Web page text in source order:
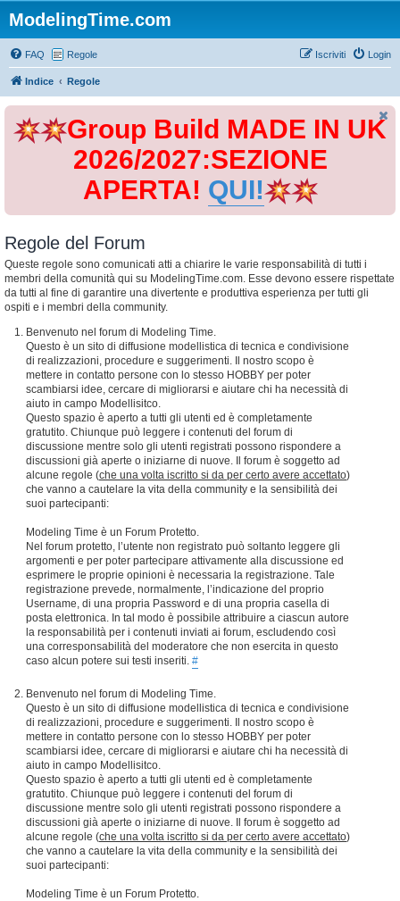
ModelingTime.com
FAQ Regole Login
Iscriviti
Indice Regole
Group Build MADE IN UK
2026/2027:SEZIONE
APERTA! QUI!
Regole del Forum
Queste regole sono comunicati atti a chiarire le varie responsabilità di tutti i
membri della comunità qui su ModelingTime.com. Esse devono essere rispettate
da tutti al fine di garantire una divertente e produttiva esperienza per tutti gli
ospiti e i membri della community.
Benvenuto nel forum di Modeling Time.
Questo è un sito di diffusione modellistica di tecnica e condivisione
di realizzazioni, procedure e suggerimenti. Il nostro scopo è
mettere in contatto persone con lo stesso HOBBY per poter
scambiarsi idee, cercare di migliorarsi e aiutare chi ha necessità di
aiuto in campo Modellisitco.
Questo spazio è aperto a tutti gli utenti ed è completamente
gratutito. Chiunque può leggere i contenuti del forum di
discussione mentre solo gli utenti registrati possono rispondere a
discussioni già aperte o iniziarne di nuove. Il forum è soggetto ad
alcune regole (che una volta iscritto si da per certo avere accettato)
che vanno a cautelare la vita della community e la sensibilità dei
suoi partecipanti:
Modeling Time è un Forum Protetto.
Nel forum protetto, l’utente non registrato può soltanto leggere gli
argomenti e per poter partecipare attivamente alla discussione ed
esprimere le proprie opinioni è necessaria la registrazione. Tale
registrazione prevede, normalmente, l’indicazione del proprio
Username, di una propria Password e di una propria casella di
posta elettronica. In tal modo è possibile attribuire a ciascun autore
la responsabilità per i contenuti inviati ai forum, escludendo così
una corresponsabilità del moderatore che non esercita in questo
caso alcun potere sui testi inseriti. #
Benvenuto nel forum di Modeling Time.
Questo è un sito di diffusione modellistica di tecnica e condivisione
di realizzazioni, procedure e suggerimenti. Il nostro scopo è
mettere in contatto persone con lo stesso HOBBY per poter
scambiarsi idee, cercare di migliorarsi e aiutare chi ha necessità di
aiuto in campo Modellisitco.
Questo spazio è aperto a tutti gli utenti ed è completamente
gratutito. Chiunque può leggere i contenuti del forum di
discussione mentre solo gli utenti registrati possono rispondere a
discussioni già aperte o iniziarne di nuove. Il forum è soggetto ad
alcune regole (che una volta iscritto si da per certo avere accettato)
che vanno a cautelare la vita della community e la sensibilità dei
suoi partecipanti:
Modeling Time è un Forum Protetto.